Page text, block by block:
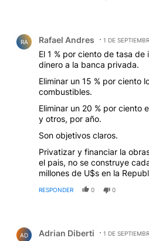
RA Rafael Andres 1 DE
El 1 % por ciento de tasa
dinero a la banca privada.
Eliminar un 15 % por ciento
combustibles.
Eliminar un 20 % por ciento
y otros, por año.
Son objetivos claros.
Privatizar y financiar la
el pais, no se construye
millones de U$s en la
RESPONDER 0 0
AD Adrian Diberti 1 DE